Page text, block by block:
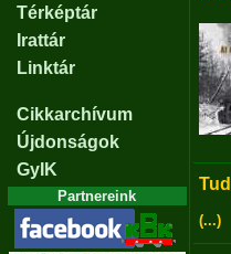
Térképtár
Irattár
Linktár
Cikkarchívum
Újdonságok
GyIK
Partnereink
(...)